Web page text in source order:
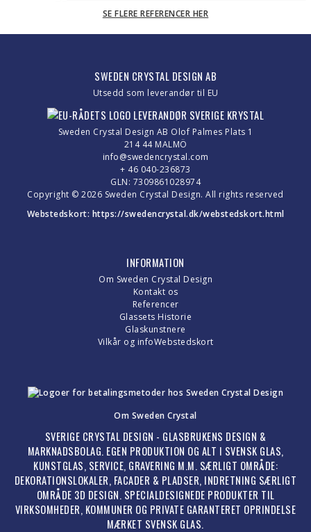
SE FLERE REFERENCER HER
SWEDEN CRYSTAL DESIGN AB
Utsedd som leverandør til EU
Sweden Crystal Design AB Olof Palmes Plats 1
214 44 MALMÖ
info@swedencrystal.com
+ 46 040-236873
GLN: 7309861028974
Copyright © 2026 Sweden Crystal Design. All rights reserved
Webstedskort: https://swedencrystal.dk/webstedskort.html
INFORMATION
Om Sweden Crystal Design
Kontakt os
Referencer
Glassets Historie
Glaskunstnere
Vilkår og infoWebstedskort
Om Sweden Crystal
SVERIGE CRYSTAL DESIGN - GLASBRUKENS DESIGN &
MARKNADSBOLAG. EGEN PRODUKTION OG ALT I SVENSK GLAS,
KUNSTGLAS, SERVICE, GRAVERING M.M. SÆRLIGT OMRÅDE:
DEKORATIONSLOKALER, FACADER & PLADSER, INDRETNING SÆRLIGT
OMRÅDE 3D DESIGN. SPECIALDESIGNEDE PRODUKTER TIL
VIRKSOMHEDER, KOMMUNER OG PRIVATE GARANTERET OPRINDELSE
MÆRKET SVENSK GLAS.